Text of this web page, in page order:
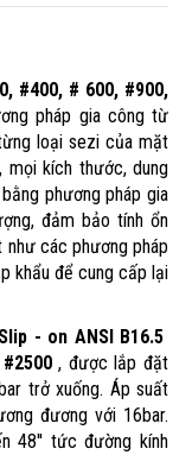
#400, # 600, #900,
pháp gia công từ
loại sezi của mặt
mọi kích thước, dung
phương pháp gia
đảm bảo tính ổn
các phương pháp
khẩu để cung cấp lại
- on ANSI B16.5
, được lắp đặt
trở xuống. Áp suất
đương với 16bar.
48'' tức đường kính